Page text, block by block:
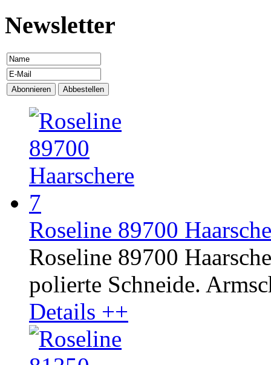
Newsletter
Roseline 89700
Roseline 89700
polierte Schneide.
Details ++